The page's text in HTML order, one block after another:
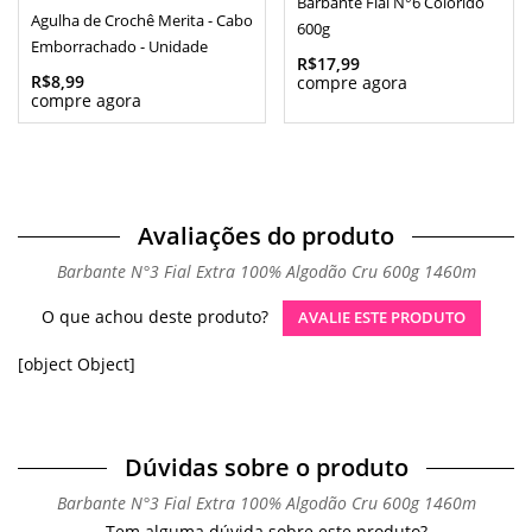
Agulha de Crochê Merita - Cabo
Emborrachado - Unidade
R$8,99
600g
R$17,99
Avaliações do produto
Barbante N°3 Fial Extra 100% Algodão Cru 600g 1460m
O que achou deste produto?
AVALIE ESTE PRODUTO
[object Object]
Dúvidas sobre o produto
Barbante N°3 Fial Extra 100% Algodão Cru 600g 1460m